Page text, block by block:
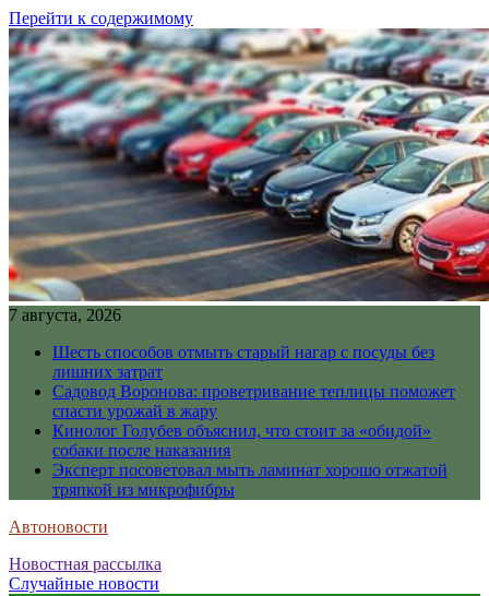
Перейти к содержимому
7 августа, 2026
Шесть способов отмыть старый нагар с посуды без
лишних затрат
Садовод Воронова: проветривание теплицы поможет
спасти урожай в жару
Кинолог Голубев объяснил, что стоит за «обидой»
собаки после наказания
Эксперт посоветовал мыть ламинат хорошо отжатой
тряпкой из микрофибры
Автоновости
Новостная рассылка
Случайные новости